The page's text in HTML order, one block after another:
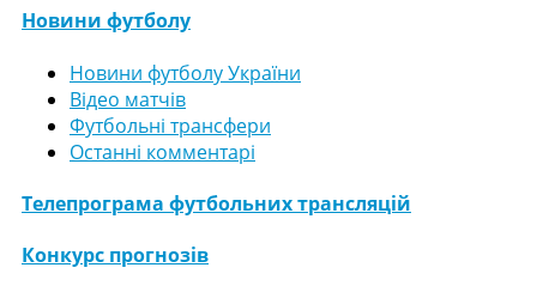
Новини футболу
Новини футболу України
Відео матчів
Футбольні трансфери
Останні комментарі
Телепрограма футбольних трансляцій
Конкурс прогнозів